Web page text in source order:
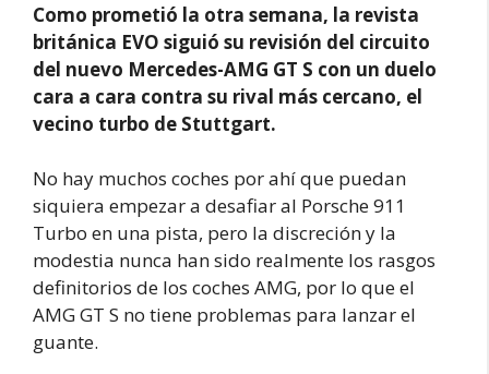
Como prometió la otra semana, la revista
británica EVO siguió su revisión del circuito
del nuevo Mercedes-AMG GT S con un duelo
cara a cara contra su rival más cercano, el
vecino turbo de Stuttgart.
No hay muchos coches por ahí que puedan
siquiera empezar a desafiar al Porsche 911
Turbo en una pista, pero la discreción y la
modestia nunca han sido realmente los rasgos
definitorios de los coches AMG, por lo que el
AMG GT S no tiene problemas para lanzar el
guante.